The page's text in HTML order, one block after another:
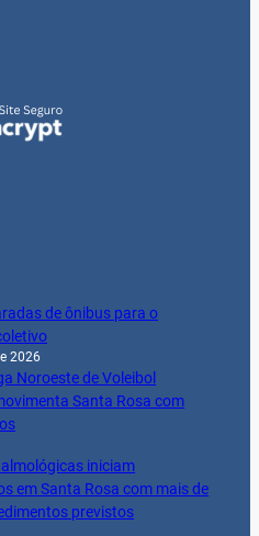
de ônibus para o
2026
Noroeste de Voleibol
Santa Rosa com
iniciam
em Santa Rosa com mais de
previstos